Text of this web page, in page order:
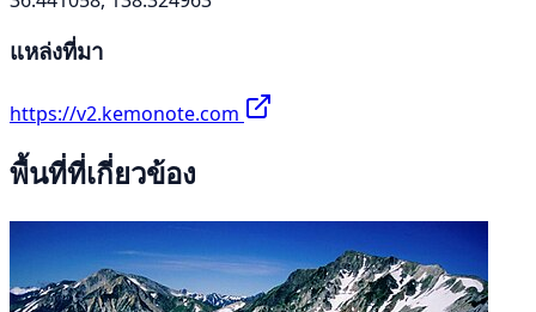
แหล่งที่มา
https://v2.kemonote.com
พื้นที่ที่เกี่ยวข้อง